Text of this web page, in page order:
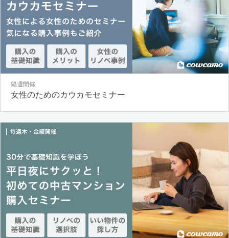
隔週開催
女性のためのカウカモセミナー